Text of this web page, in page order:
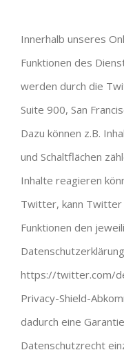
Innerhalb unseres
Funktionen des
werden durch die
Suite 900, San
Dazu können z.B.
und Schaltflächen
Inhalte reagieren
Twitter, kann Twitter
Funktionen den
https://twitter.com/
Privacy-Shield-
dadurch eine
Datenschutzrecht